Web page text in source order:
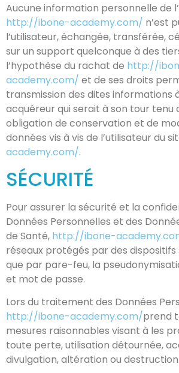
Aucune information personnelle de
http://ibone-academy.com/ n’est
l’utilisateur, échangée, transférée,
sur un support quelconque à des
l’hypothèse du rachat de http://
academy.com/ et de ses droits
transmission des dites informations
acquéreur qui serait à son tour tenu
obligation de conservation et de
données vis à vis de l’utilisateur du
academy.com/.
SÉCURITÉ
Pour assurer la sécurité et la
Données Personnelles et des
de Santé, http://ibone-
réseaux protégés par des
que par pare-feu, la
et mot de passe.
Lors du traitement des Données
http://ibone-academy.com/prend
mesures raisonnables visant à les
toute perte, utilisation détournée,
divulgation, altération ou destruction.